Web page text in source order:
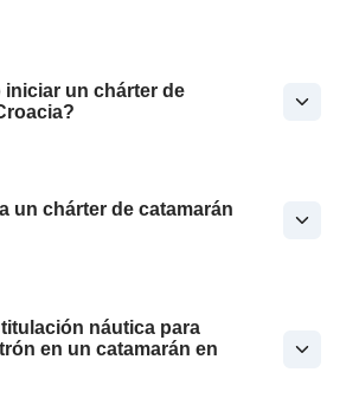
un chárter de
un chárter de catamarán
náutica para
en un catamarán en